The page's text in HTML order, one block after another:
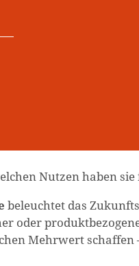
Nutzen haben
beleuchtet das
oder
Mehrwert